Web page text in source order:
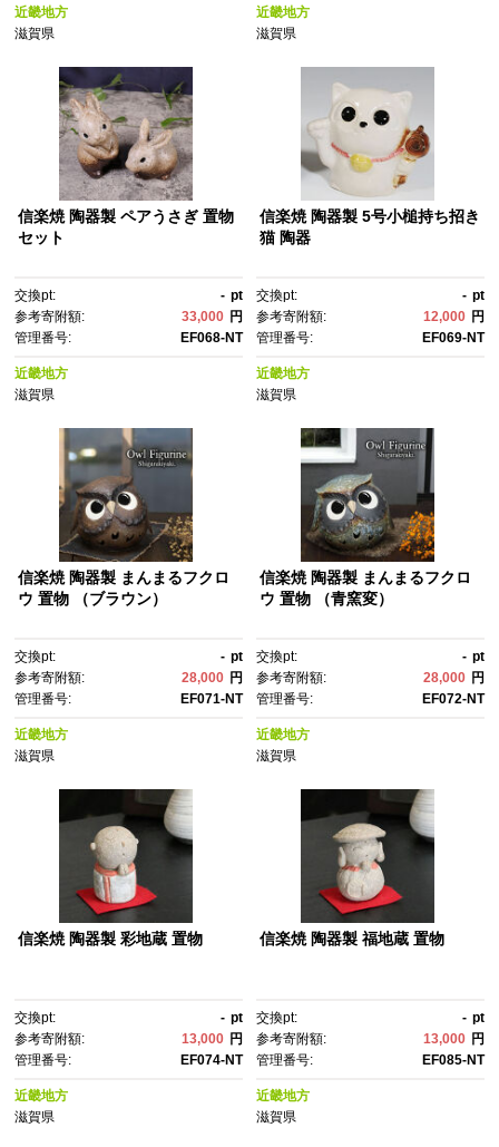
近畿地方
滋賀県
近畿地方
滋賀県
信楽焼 陶器製 ペアうさぎ 置物
セット
交換pt: - pt
参考寄附額:
33,000 円
管理番号:
EF068-NT
近畿地方
滋賀県
信楽焼 陶器製 5号小槌持ち招き
猫 陶器
交換pt: - pt
参考寄附額:
12,000 円
管理番号:
EF069-NT
近畿地方
滋賀県
信楽焼 陶器製 まんまるフクロ
ウ 置物 （ブラウン）
交換pt: - pt
参考寄附額:
28,000 円
管理番号:
EF071-NT
近畿地方
滋賀県
信楽焼 陶器製 まんまるフクロ
ウ 置物 （青窯変）
交換pt: - pt
参考寄附額:
28,000 円
管理番号:
EF072-NT
近畿地方
滋賀県
信楽焼 陶器製 彩地蔵 置物
交換pt: - pt
参考寄附額:
13,000 円
管理番号:
EF074-NT
近畿地方
滋賀県
信楽焼 陶器製 福地蔵 置物
交換pt: - pt
参考寄附額:
13,000 円
管理番号:
EF085-NT
近畿地方
滋賀県